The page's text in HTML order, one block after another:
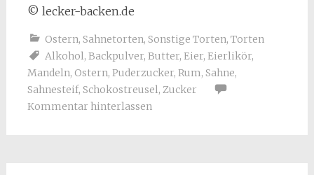
© lecker-backen.de
Ostern, Sahnetorten, Sonstige Torten, Torten
Alkohol, Backpulver, Butter, Eier, Eierlikör,
Mandeln, Ostern, Puderzucker, Rum, Sahne,
Sahnesteif, Schokostreusel, Zucker
Kommentar hinterlassen